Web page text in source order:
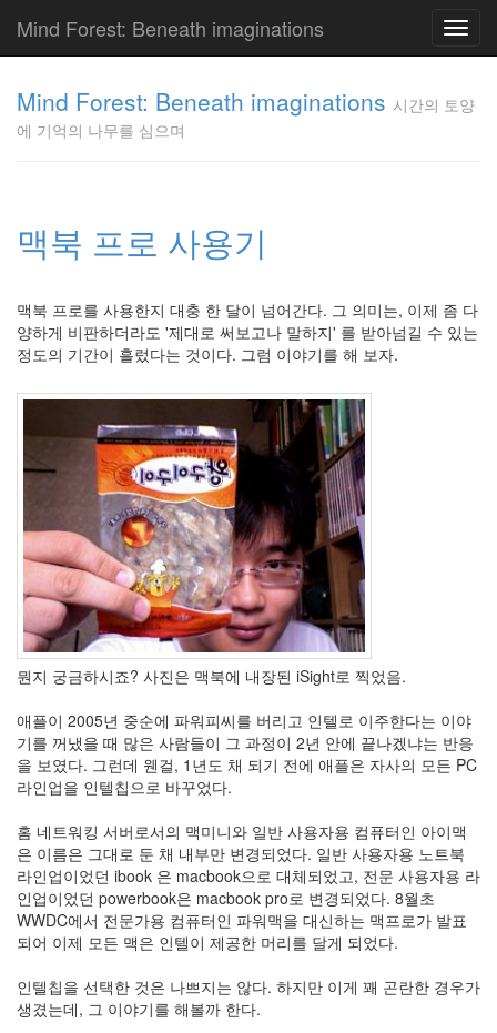
Mind Forest: Beneath imaginations
Mind Forest: Beneath imaginations 시간의 토양
에 기억의 나무를 심으며
맥북 프로 사용기
맥북 프로를 사용한지 대충 한 달이 넘어간다. 그 의미는, 이제 좀 다
양하게 비판하더라도 '제대로 써보고나 말하지' 를 받아넘길 수 있는
정도의 기간이 흘렀다는 것이다. 그럼 이야기를 해 보자.
뭔지 궁금하시죠? 사진은 맥북에 내장된 iSight로 찍었음.
애플이 2005년 중순에 파워피씨를 버리고 인텔로 이주한다는 이야
기를 꺼냈을 때 많은 사람들이 그 과정이 2년 안에 끝나겠냐는 반응
을 보였다. 그런데 웬걸, 1년도 채 되기 전에 애플은 자사의 모든 PC
라인업을 인텔칩으로 바꾸었다.
홈 네트워킹 서버로서의 맥미니와 일반 사용자용 컴퓨터인 아이맥
은 이름은 그대로 둔 채 내부만 변경되었다. 일반 사용자용 노트북
라인업이었던 ibook 은 macbook으로 대체되었고, 전문 사용자용 라
인업이었던 powerbook은 macbook pro로 변경되었다. 8월초
WWDC에서 전문가용 컴퓨터인 파워맥을 대신하는 맥프로가 발표
되어 이제 모든 맥은 인텔이 제공한 머리를 달게 되었다.
인텔칩을 선택한 것은 나쁘지는 않다. 하지만 이게 꽤 곤란한 경우가
생겼는데, 그 이야기를 해볼까 한다.
이
의
글
플
스
단
상
질
끝
[영
사
이
드
아
웃
LG
전
자
모
바
일
부
불
효
몇
가
지
계
획
(1)
CODE
keyboard
MX